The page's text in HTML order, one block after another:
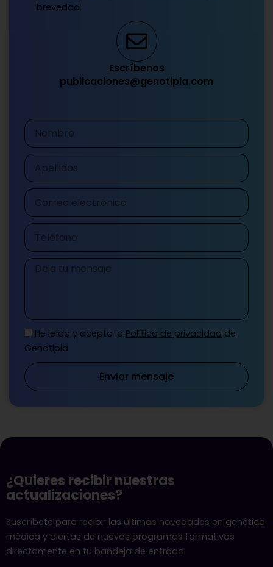
brevedad.
Escríbenos
publicaciones@genotipia.com
Nombre
Apellidos
Correo
electrónico
Teléfono
Mensaje
He leído y acepto la Política de privacidad de
Genotipia
Enviar mensaje
¿Quieres recibir nuestras
actualizaciones?
Suscríbete para recibir las últimas novedades en genética
médica y alertas de nuevos programas formativos
directamente en tu bandeja de entrada